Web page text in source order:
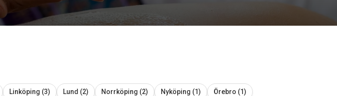
Linköping (3) Lund (2) Norrköping (2) Nyköping (1) Örebro (1)